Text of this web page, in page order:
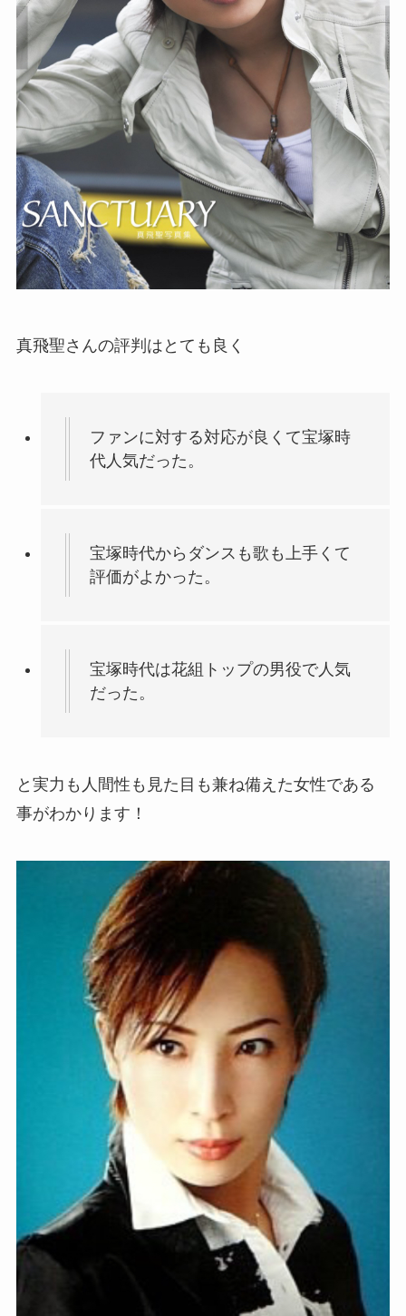
真飛聖さんの評判はとても良く
ファンに対する対応が良くて宝塚時
代人気だった。
宝塚時代からダンスも歌も上手くて
評価がよかった。
宝塚時代は花組トップの男役で人気
だった。
と実力も人間性も見た目も兼ね備えた女性である
事がわかります！